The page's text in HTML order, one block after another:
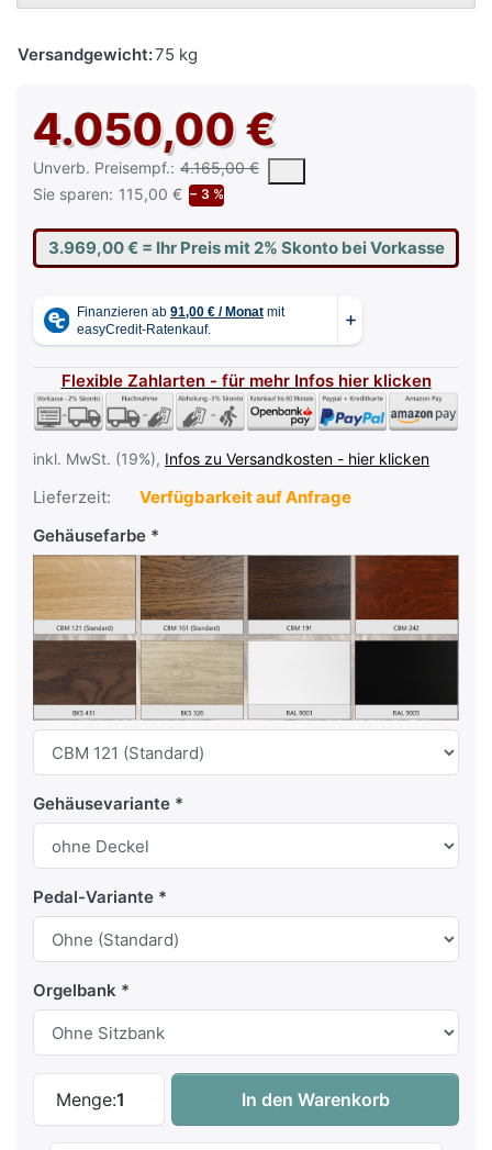
Versandgewicht:75 kg
4.050,00 €
Unverb. Preisempf.: 4.165,00 €
Die UVP ist der vorgeschlagene oder empfohlene
Sie sparen: 115,00 € − 3 %
3.969,00 € = Ihr Preis mit 2% Skonto bei Vorkasse
Flexible Zahlarten - für mehr Infos hier klicken
inkl. MwSt. (19%), Infos zu Versandkosten - hier klicken
Lieferzeit:
Verfügbarkeit auf Anfrage
Gehäusefarbe
Gehäusevariante
Pedal-Variante
Orgelbank
Menge:1
Content Clavis 125 zu 4.050,00 €,
In den Warenkorb